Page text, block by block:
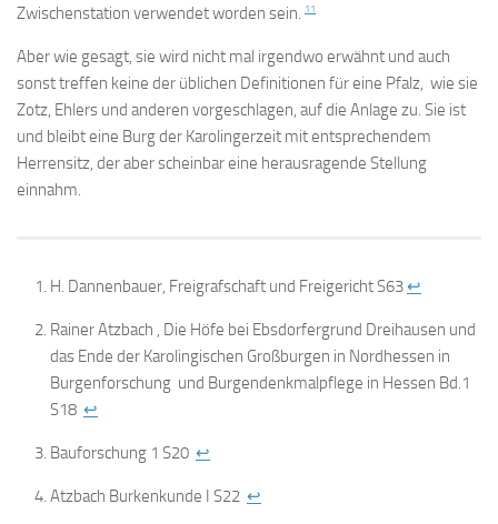
Zwischenstation verwendet worden sein. 11
Aber wie gesagt, sie wird nicht mal irgendwo erwähnt und auch
sonst treffen keine der üblichen Definitionen für eine Pfalz, wie sie
Zotz, Ehlers und anderen vorgeschlagen, auf die Anlage zu. Sie ist
und bleibt eine Burg der Karolingerzeit mit entsprechendem
Herrensitz, der aber scheinbar eine herausragende Stellung
einnahm.
H. Dannenbauer, Freigrafschaft und Freigericht S63↩
Rainer Atzbach , Die Höfe bei Ebsdorfergrund Dreihausen und
das Ende der Karolingischen Großburgen in Nordhessen in
Burgenforschung und Burgendenkmalpflege in Hessen Bd.1
S18 ↩
Bauforschung 1 S20 ↩
Atzbach Burkenkunde I S22 ↩